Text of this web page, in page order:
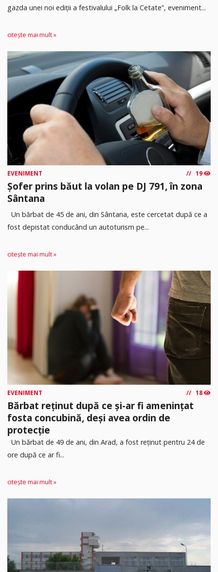
gazda unei noi ediții a festivalului „Folk la Cetate”, eveniment...
citește mai mult »
EVENIMENT 19
Șofer prins băut la volan pe DJ 791, în zona
Sântana
Un bărbat de 45 de ani, din Sântana, este cercetat după ce a
fost depistat conducând un autoturism pe...
citește mai mult »
EVENIMENT 18
Bărbat reținut după ce și-ar fi amenințat
fosta concubină, deși avea ordin de
protecție
Un bărbat de 49 de ani, din Arad, a fost reținut pentru 24 de
ore după ce ar fi...
citește mai mult »